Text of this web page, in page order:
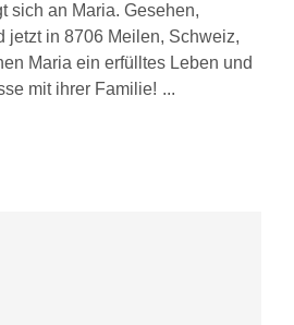
sich an Maria. Gesehen,
jetzt in 8706 Meilen, Schweiz,
Maria ein erfülltes Leben und
mit ihrer Familie!